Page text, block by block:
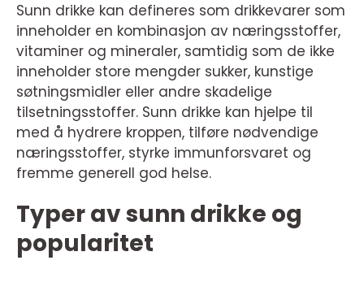
Sunn drikke kan defineres som drikkevarer som
inneholder en kombinasjon av næringsstoffer,
vitaminer og mineraler, samtidig som de ikke
inneholder store mengder sukker, kunstige
søtningsmidler eller andre skadelige
tilsetningsstoffer. Sunn drikke kan hjelpe til
med å hydrere kroppen, tilføre nødvendige
næringsstoffer, styrke immunforsvaret og
fremme generell god helse.
Typer av sunn drikke og
popularitet